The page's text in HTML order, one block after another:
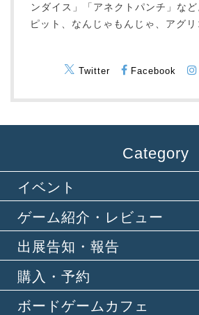
ンダイス」「アネクトパンチ」な
ピット、なんじゃもんじゃ、アグリ
Twitter Facebook
Category
イベント
ゲーム紹介・レビュー
出展告知・報告
購入・予約
ボードゲームカフェ